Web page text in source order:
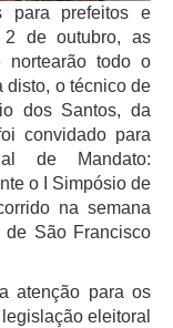
para prefeitos e
2 de outubro, as
nortearão todo o
disto, o técnico de
dos Santos, da
convidado para
de Mandato:
o I Simpósio de
na semana
São Francisco
atenção para os
eleitoral